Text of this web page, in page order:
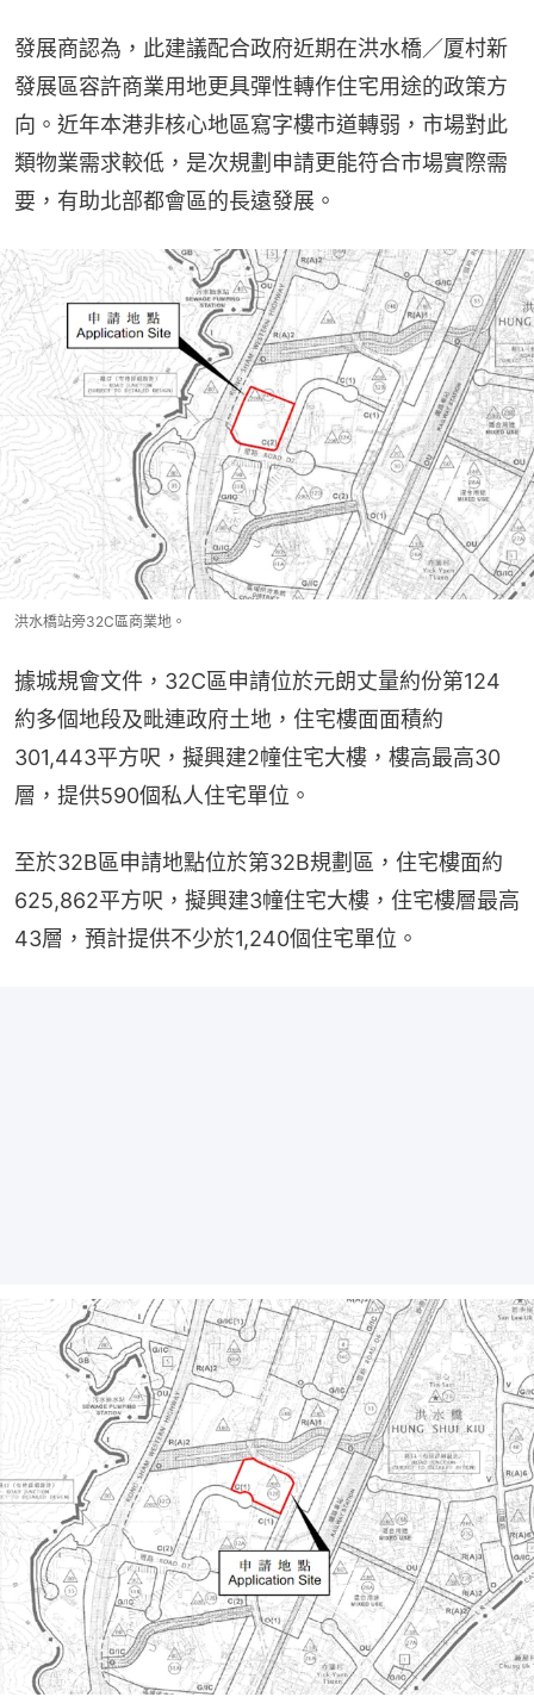
發展商認為，此建議配合政府近期在洪水橋／厦村新
發展區容許商業用地更具彈性轉作住宅用途的政策方
向。近年本港非核心地區寫字樓市道轉弱，市場對此
類物業需求較低，是次規劃申請更能符合市場實際需
要，有助北部都會區的長遠發展。
洪水橋站旁32C區商業地。
據城規會文件，32C區申請位於元朗丈量約份第124
約多個地段及毗連政府土地，住宅樓面面積約
301,443平方呎，擬興建2幢住宅大樓，樓高最高30
層，提供590個私人住宅單位。
至於32B區申請地點位於第32B規劃區，住宅樓面約
625,862平方呎，擬興建3幢住宅大樓，住宅樓層最高
43層，預計提供不少於1,240個住宅單位。